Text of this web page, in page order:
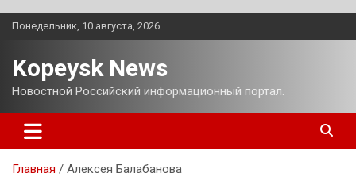
Перейти
Понедельник, 10 августа, 2026
Kopeysk News
Новостной Российский информационный портал.
Главная Алексея Балабанова